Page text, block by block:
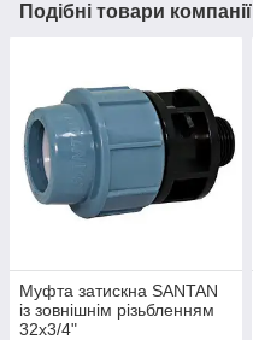
Подібні товари компанії
Муфта затискна SANTAN
із зовнішнім різьбленням
32х3/4"